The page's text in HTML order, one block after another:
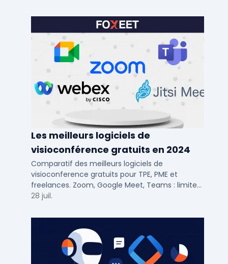
Les meilleurs logiciels de
visioconférence gratuits en 2024
Comparatif des meilleurs logiciels de
visioconference gratuits pour TPE, PME et
freelances. Zoom, Google Meet, Teams : limites,
participants, fonctions cles pour bien choisir.
28 juil.